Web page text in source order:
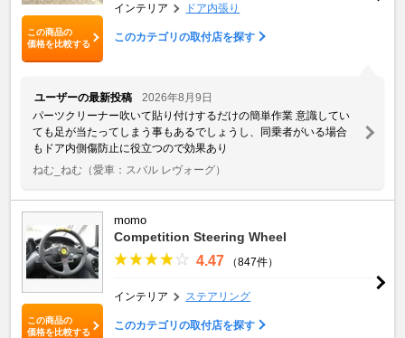
この商品の
価格を比較する
インテリア ドア内張り
このカテゴリの取付店を探す
ユーザーの最新投稿
2026年8月9日
パーツクリーナー吹いて貼り付けするだけの簡単作業 意識してい
ても足が当たってしまう事もあるでしょうし、同乗者がいる場合
もドア内側傷防止に役立つので効果あり
ねむ_ねむ （愛車：スバル レヴォーグ）
この商品の
価格を比較する
momo
Competition Steering Wheel
4.47 （847件）
インテリア ステアリング
このカテゴリの取付店を探す